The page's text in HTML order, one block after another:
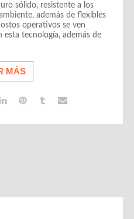
sólido, resistente a los
además de flexibles
operativos se ven
tecnología, además de
MÁS